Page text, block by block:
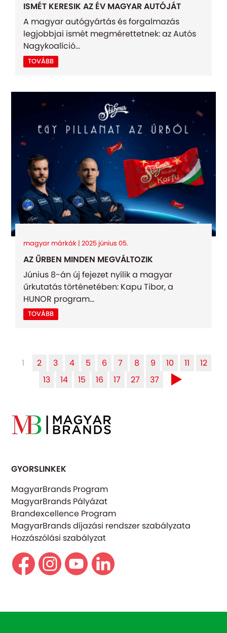
ISMÉT KERESIK AZ ÉV MAGYAR AUTÓJÁT
A magyar autógyártás és forgalmazás
legjobbjai ismét megmérettetnek: az Autós
Nagykoalíció...
TOVÁBB
magyar márkák | 2025 június 05.
AZ ŰRBEN MINDEN MEGVÁLTOZIK
Június 8-án új fejezet nyílik a magyar
űrkutatás történetében: Kapu Tibor, a
HUNOR program...
TOVÁBB
1 2 3 4 5 6 7 8 9 10 11
12
13
14 15 16 17 27 37
GYORSLINKEK
MagyarBrands Program
MagyarBrands Pályázat
Brandexcellence Program
MagyarBrands díjazási rendszer szabályzata
Hozzászólási szabályzat